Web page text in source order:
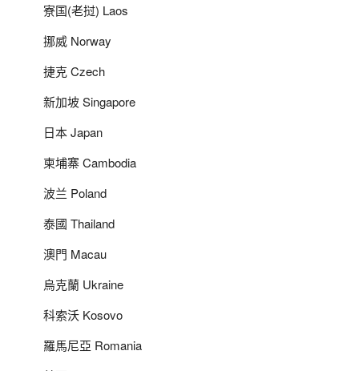
寮国(老挝) Laos
挪威 Norway
捷克 Czech
新加坡 Singapore
日本 Japan
柬埔寨 Cambodia
波兰 Poland
泰國 Thailand
澳門 Macau
烏克蘭 Ukraine
科索沃 Kosovo
羅馬尼亞 Romania